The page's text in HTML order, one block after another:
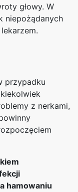
głowy. W
niepożądanych
przypadku
z nerkami,
hamowaniu